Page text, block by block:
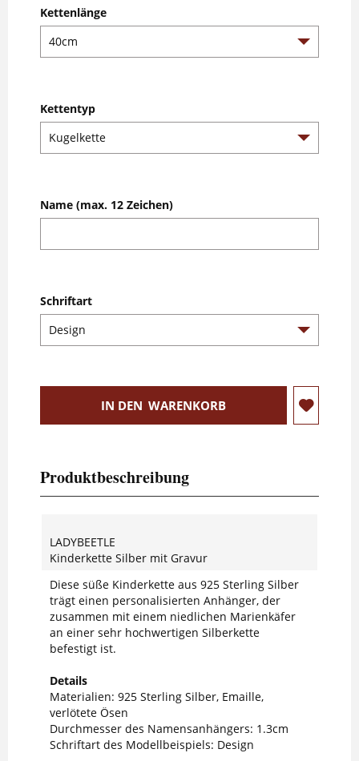
Kettenlänge
Kettentyp
Name (max. 12 Zeichen)
Schriftart
IN DEN WARENKORB
Produktbeschreibung
LADYBEETLE
Kinderkette Silber mit Gravur
Diese süße Kinderkette aus 925 Sterling Silber
trägt einen personalisierten Anhänger, der
zusammen mit einem niedlichen Marienkäfer
an einer sehr hochwertigen Silberkette
befestigt ist.
Details
Materialien: 925 Sterling Silber, Emaille,
verlötete Ösen
Durchmesser des Namensanhängers: 1.3cm
Schriftart des Modellbeispiels: Design